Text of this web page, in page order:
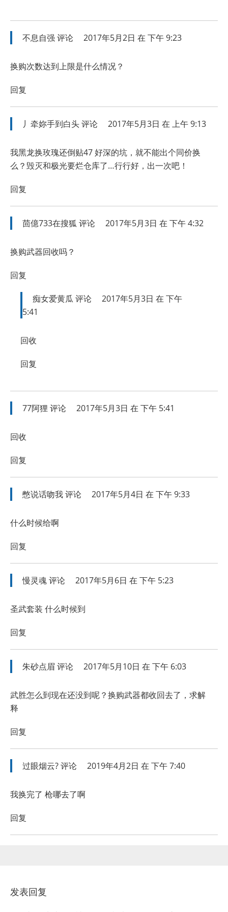
不息自强 评论 2017年5月2日 在 下午 9:23
换购次数达到上限是什么情况？
回复
丿牵妳手到白头评论 2017年5月3日 在 上午 9:13
我黑龙换玫瑰还倒贴47 好深的坑，就不能出个同价换
么？毁灭和极光要烂仓库了…行行好，出一次吧！
回复
茴億733在搜狐 评论 2017年5月3日 在 下午 4:32
换购武器回收吗？
回复
痴女爱黄瓜 评论
2017年5月3日 在 下午
5:41
回收
回复
77阿狸 评论 2017年5月3日 在 下午 5:41
回收
回复
憋说话吻我评论 2017年5月4日 在 下午 9:33
什么时候给啊
回复
慢灵魂评论 2017年5月6日 在 下午 5:23
圣武套装 什么时候到
回复
朱砂点眉 评论 2017年5月10日 在 下午 6:03
武胜怎么到现在还没到呢？换购武器都收回去了，求解
释
回复
过眼烟云?评论 2019年4月2日 在 下午 7:40
我换完了 枪哪去了啊
回复
发表回复